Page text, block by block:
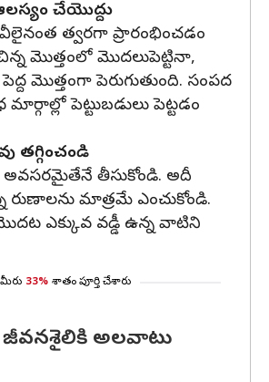
చేయొద్దు
త్వరగా ప్రారంభించడం
మొత్తంలో మొదలుపెట్టినా,
మొత్తంగా పెరుగుతుంది. సంపద
పెట్టుబడులు పెట్టడం
తగ్గించండి
తీసుకోండి. అదీ
రుణాలను మాత్రమే ఎంచుకోండి.
ఎక్కువ వడ్డీ ఉన్న వాటిని
మీరు 33% శాతం పూర్తి చేశారు
అలవాటు